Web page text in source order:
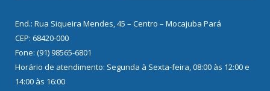
End.: Rua Siqueira Mendes, 45 – Centro – Mocajuba Pará
CEP: 68420-000
Fone: (91) 98565-6801
Horário de atendimento: Segunda à Sexta-feira, 08:00 às 12:00 e
14:00 às 16:00